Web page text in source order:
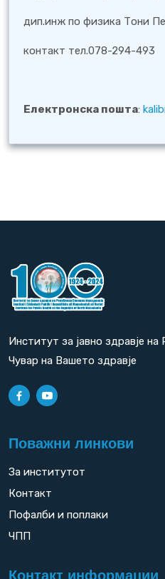
дип.инж по физика Тони
контакт тел.078-294-493
Електронска пошта:
Институт за јавно здравје
Чувар на Вашето здравје
Поважни линкови
За институтот
Контакт
Пофалби и поплаки
ЧПП
Контакт информации